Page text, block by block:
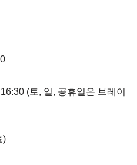
(토, 일, 공휴일은 브레이
)